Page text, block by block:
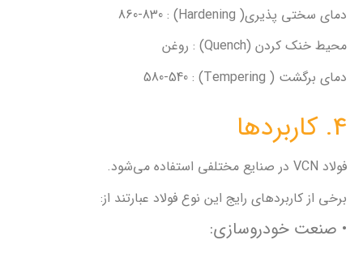
دمای سختی پذیری( Hardening) : 860-830
محیط خنک کردن (Quench) : روغن
دمای برگشت ( Tempering) : 580-540
4. کاربردها
فولاد VCN در صنایع مختلفی استفاده می‌شود.
برخی از کاربردهای رایج این نوع فولاد عبارتند از:
• صنعت خودروسازی: